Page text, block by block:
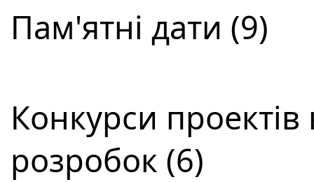
Пам'ятні дати (9)
Конкурси
розробок (6)